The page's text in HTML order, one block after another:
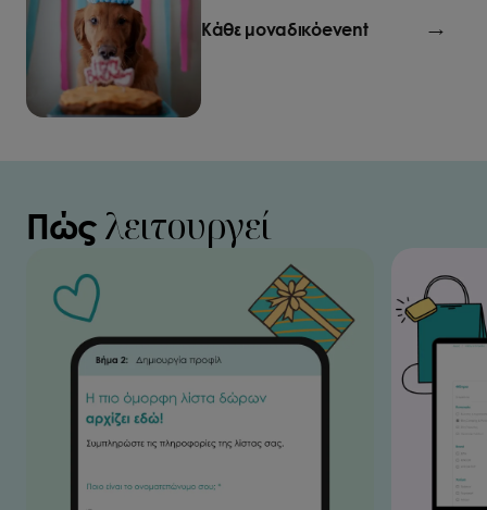
Κάθε μοναδικόevent →
Πώς λειτουργεί